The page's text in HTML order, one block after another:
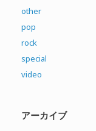
other
pop
rock
special
video
アーカイブ